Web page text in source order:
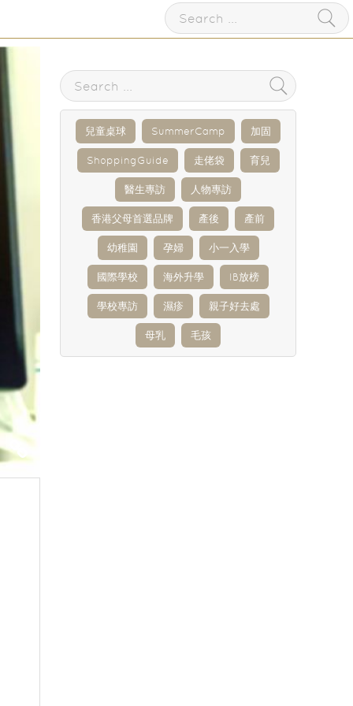
兒童桌球 SummerCamp 加固
ShoppingGuide 走佬袋 育兒
醫生專訪 人物專訪
香港父母首選品牌 產後 產前
幼稚園 孕婦 小一入學
國際學校 海外升學 IB放榜
學校專訪 濕疹 親子好去處
母乳 毛孩